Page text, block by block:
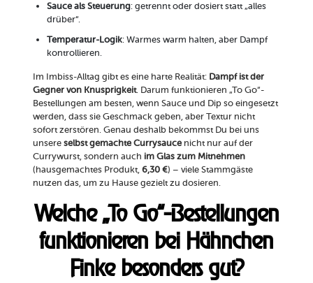
Sauce als Steuerung: getrennt oder dosiert statt „alles
drüber“.
Temperatur-Logik: Warmes warm halten, aber Dampf
kontrollieren.
Im Imbiss-Alltag gibt es eine harte Realität: Dampf ist der
Gegner von Knusprigkeit. Darum funktionieren „To Go“-
Bestellungen am besten, wenn Sauce und Dip so eingesetzt
werden, dass sie Geschmack geben, aber Textur nicht
sofort zerstören. Genau deshalb bekommst Du bei uns
unsere selbst gemachte Currysaucenicht nur auf der
Currywurst, sondern auch im Glas zum Mitnehmen
(hausgemachtes Produkt, 6,30 €) – viele Stammgäste
nutzen das, um zu Hause gezielt zu dosieren.
Welche „To Go“-Bestellungen
funktionieren bei Hähnchen
Finke besonders gut?